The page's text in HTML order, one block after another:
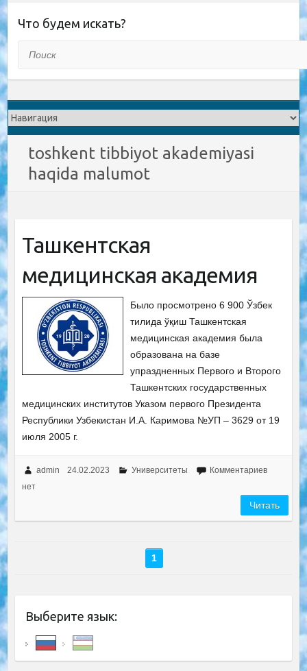
Что будем искать?
toshkent tibbiyot akademiyasi
haqida malumot
Ташкентская
медицинская академия
Было просмотрено 6 900 Ўзбек
тилида ўқиш Ташкентская
медицинская академия была
образована на базе
упраздненных Первого и Второго
Ташкентских государственных
медицинских институтов Указом первого Президента
Республики Узбекистан И.А. Каримова №УП – 3629 от 19
июля 2005 г.
admin 24.02.2023 Университеты
Комментариев
нет
Читать
1
Выберите язык: